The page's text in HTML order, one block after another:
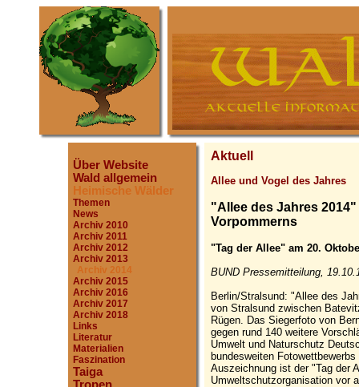
Über Website
Wald allgemein
Heimische Wälder
Themen
News
Archiv 2010
Archiv 2011
Archiv 2012
Archiv 2013
Archiv 2014
Archiv 2015
Archiv 2016
Archiv 2017
Archiv 2018
Links
Literatur
Materialien
Faszination
Taiga
Aktuell
Allee und Vogel des Jahres
"Allee des Jahres
Vorpommerns
"Tag der Allee" am 20.
BUND Pressemitteilung,
Berlin/Stralsund: "Allee des
von Stralsund zwischen
Rügen. Das Siegerfoto von
gegen rund 140 weitere
Umwelt und Naturschutz
bundesweiten
Auszeichnung ist der "Tag der
Umweltschutzorganisation vor